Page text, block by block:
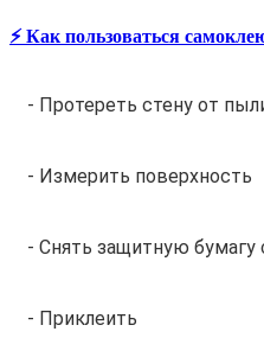
⚡️ Как пользоваться
- Протереть стену от
- Измерить поверхность
- Снять защитную бумагу
- Приклеить